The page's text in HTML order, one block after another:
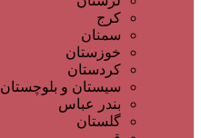
کرج
سمنان
خوزستان
کردستان
سیستان و بلوچستان
بندر عباس
گلستان